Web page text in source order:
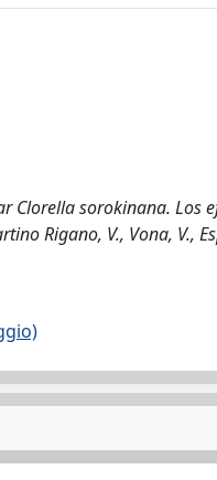
sorokinana. Los
Rigano, V., Vona, V.,